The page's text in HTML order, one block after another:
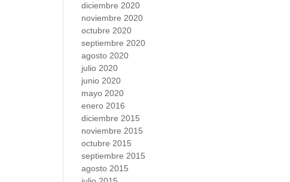
diciembre 2020
noviembre 2020
octubre 2020
septiembre 2020
agosto 2020
julio 2020
junio 2020
mayo 2020
enero 2016
diciembre 2015
noviembre 2015
octubre 2015
septiembre 2015
agosto 2015